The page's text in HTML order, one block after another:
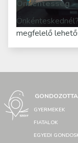
Önkéntesség
megfelelő
GYERMEKEK
FIATALOK
EGYEDI